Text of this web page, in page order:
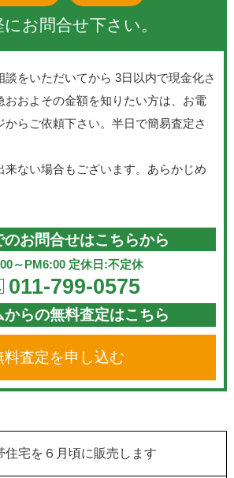
お問合せ下さい。
談をいただいてから 3日以内で現金化さ
おおよその金額を知りたい方は、お電
からご依頼下さい。半日で簡易査定さ
ない場合もございます。あらかじめ
のお問合せはこちらから
～PM6:00 定休日:不定休
011-799-0575
からの無料査定はこちら
料査定を申し込む
住宅を６月頃に販売します